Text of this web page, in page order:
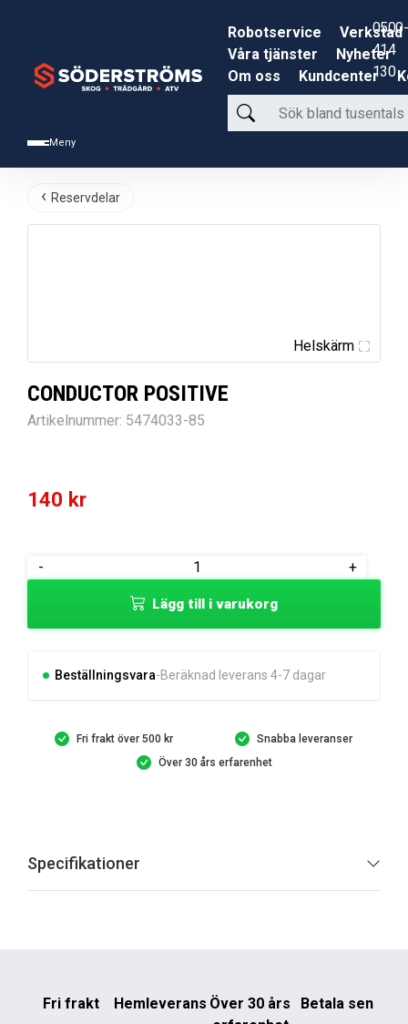
Meny
Robotservice
Verkstad
Våra tjänster
Nyheter
Om oss
Kundcenter
Sök
bland
produkter
0500-
414
130
Reservdelar
Helskärm
CONDUCTOR POSITIVE
Artikelnummer: 5474033-85
140 kr
-
CONDUCTOR
+
Lägg till i varukorg
Beställningsvara Beräknad leverans 4-7 dagar
Fri frakt över 500 kr
Snabba leveranser
Över 30 års erfarenhet
Specifikationer
Fri frakt Hemleverans Över 30 års
Betala sen